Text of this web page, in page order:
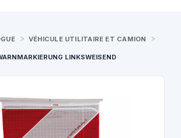
VÉHICULE UTILITAIRE ET CAMION
LINKSWEISEND